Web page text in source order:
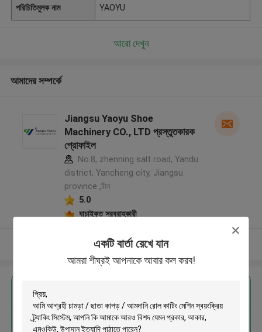
একটি বার্তা রেখে যান
আমরা শীঘ্রই আপনাকে আবার কল করব!
পরিচিতিমুলক নাম YAOYU
আরো দেখুন
আমাদের সম্পর্কে
Jiangsu Yaoyu Shoe
Machinery CO., LTD প্রস্তুতকারক
প্রোফাইল
No.8, zhenning salt road, Yandu
district, Yancheng city, Jiangsu
province ,চীন
5.0
যাচাইকৃত সরবরাহকারী
আরো দেখুন
চামড়া / ছাতা কাপড় / আমদানি রোল কাটিং